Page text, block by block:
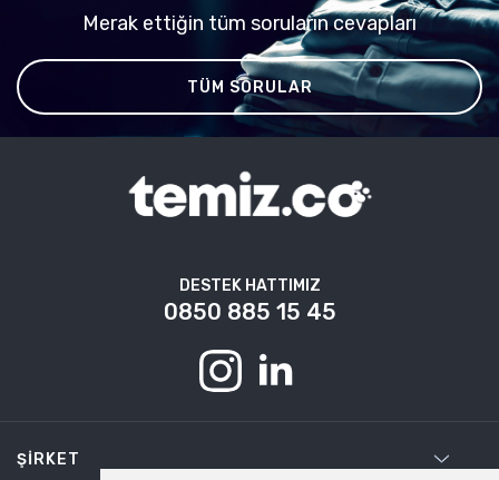
Merak ettiğin tüm soruların cevapları
TÜM SORULAR
DESTEK HATTIMIZ
0850 885 15 45
ŞIRKET